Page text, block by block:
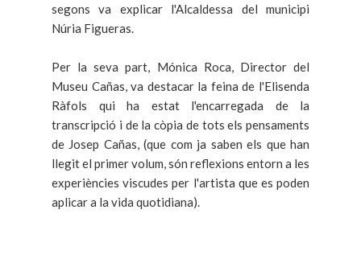
segons va explicar l'Alcaldessa del municipi
Núria Figueras.
Per la seva part, Mónica Roca, Director del
Museu Cañas, va destacar la feina de l'Elisenda
Ràfols qui ha estat l'encarregada de la
transcripció i de la còpia de tots els pensaments
de Josep Cañas, (que com ja saben els que han
llegit el primer volum, són reflexions entorn a les
experiències viscudes per l'artista que es poden
aplicar a la vida quotidiana).